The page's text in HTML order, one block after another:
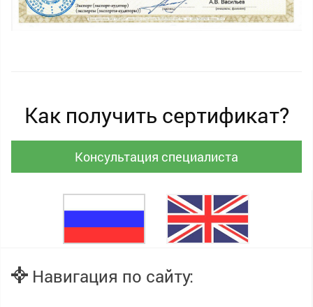
Как получить сертификат?
Консультация специалиста
Навигация по сайту: